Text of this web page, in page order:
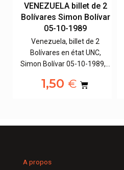
VENEZUELA billet de 2
Bolívares Simon Bolívar
05-10-1989
Venezuela, billet de 2
Bolívares en état UNC,
Simon Bolívar 05-10-1989,…
1,50 €
A propos